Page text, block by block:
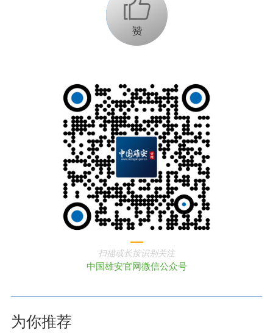
+1
扫描或长按识别关注
中国雄安官网微信公众号
为你推荐